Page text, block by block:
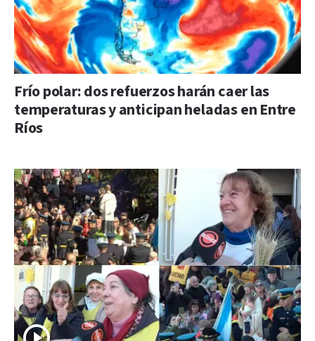
Frío polar: dos refuerzos harán caer las
temperaturas y anticipan heladas en Entre
Ríos